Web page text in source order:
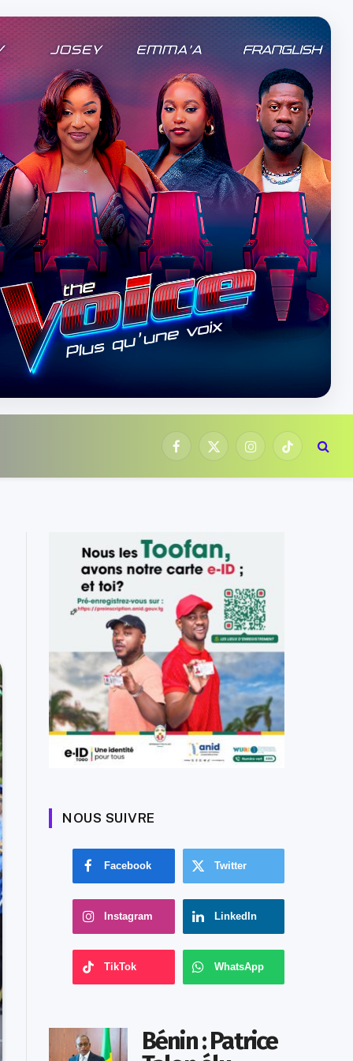
Facebook
X
InstagramTikTok
NOUS SUIVRE
Facebook Twitter
Instagram LinkedIn
TikTok WhatsApp
Bénin : Patrice